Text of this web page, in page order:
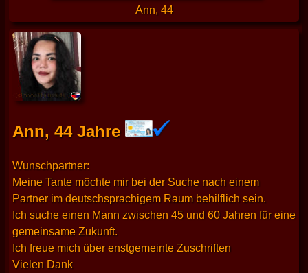
Ann, 44
Ann, 44 Jahre
Wunschpartner:
Meine Tante möchte mir bei der Suche nach einem
Partner im deutschsprachigem Raum behilflich sein.
Ich suche einen Mann zwischen 45 und 60 Jahren für eine
gemeinsame Zukunft.
Ich freue mich über enstgemeinte Zuschriften
Vielen Dank